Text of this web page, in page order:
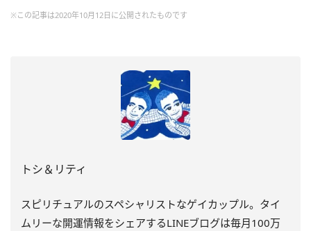
※この記事は2020年10月12日に公開されたものです
トシ＆リティ
スピリチュアルのスペシャリストなゲイカップル。タイ
ムリーな開運情報をシェアするLINEブログは毎月100万